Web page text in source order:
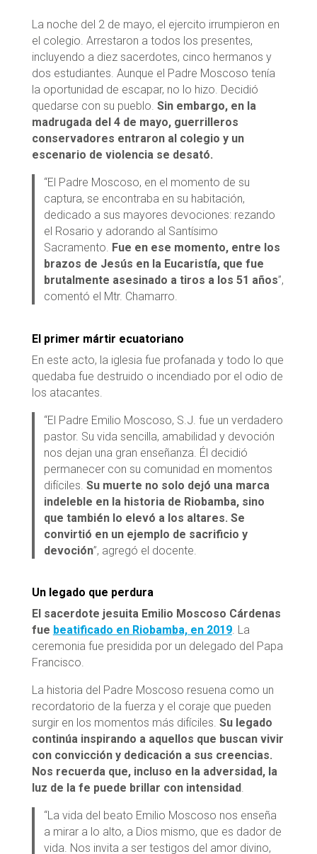
La noche del 2 de mayo, el ejercito irrumpieron en
el colegio. Arrestaron a todos los presentes,
incluyendo a diez sacerdotes, cinco hermanos y
dos estudiantes. Aunque el Padre Moscoso tenía
la oportunidad de escapar, no lo hizo. Decidió
quedarse con su pueblo. Sin embargo, en la
madrugada del 4 de mayo, guerrilleros
conservadores entraron al colegio y un
escenario de violencia se desató.
“El Padre Moscoso, en el momento de su
captura, se encontraba en su habitación,
dedicado a sus mayores devociones: rezando
el Rosario y adorando al Santísimo
Sacramento. Fue en ese momento, entre los
brazos de Jesús en la Eucaristía, que fue
brutalmente asesinado a tiros a los 51 años”,
comentó el Mtr. Chamarro.
El primer mártir ecuatoriano
En este acto, la iglesia fue profanada y todo lo que
quedaba fue destruido o incendiado por el odio de
los atacantes.
“El Padre Emilio Moscoso, S.J. fue un verdadero
pastor. Su vida sencilla, amabilidad y devoción
nos dejan una gran enseñanza. Él decidió
permanecer con su comunidad en momentos
difíciles.Su muerte no solo dejó una marca
indeleble en la historia de Riobamba, sino
que también lo elevó a los altares. Se
convirtió en un ejemplo de sacrificio y
devoción”, agregó el docente.
Un legado que perdura
El sacerdote jesuita Emilio Moscoso Cárdenas
fue beatificado en Riobamba, en 2019. La
ceremonia fue presidida por un delegado del Papa
Francisco.
La historia del Padre Moscoso resuena como un
recordatorio de la fuerza y el coraje que pueden
surgir en los momentos más difíciles. Su legado
continúa inspirando a aquellos que buscan vivir
con convicción y dedicación a sus creencias.
Nos recuerda que, incluso en la adversidad, la
luz de la fe puede brillar con intensidad.
“La vida del beato Emilio Moscoso nos enseña
a mirar a lo alto, a Dios mismo, que es dador de
vida. Nos invita a ser testigos del amor divino,